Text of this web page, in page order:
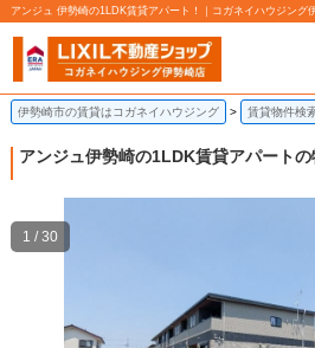
アンジュ 伊勢崎の1LDK賃貸アパート！｜コガネイハウジング
伊勢崎市の賃貸はコガネイハウジング 賃貸物件検
アンジュ伊勢崎の1LDK賃貸アパートの
1 / 30